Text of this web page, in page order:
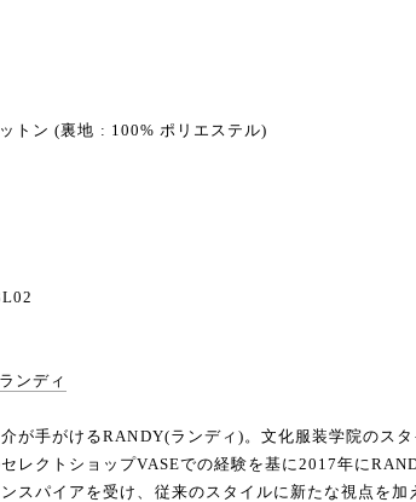
トン (裏地 : 100% ポリエステル)
ンディ
が手がけるRANDY(ランディ)。文化服装学院のスタ
レクトショップVASEでの経験を基に2017年に
スパイアを受け、従来のスタイルに新たな視点を加